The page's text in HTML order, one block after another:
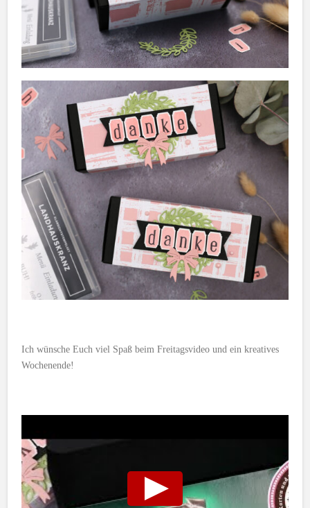
Ich wünsche Euch viel Spaß beim Freitagsvideo und ein kreatives
Wochenende!